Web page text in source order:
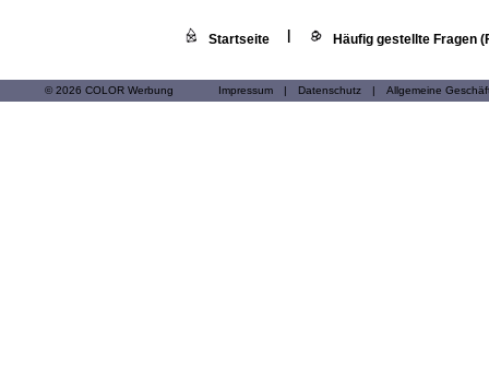
Startseite Häufig gestellte Fragen
© 2026 COLOR Werbung Impressum | Datenschutz | Allgemeine